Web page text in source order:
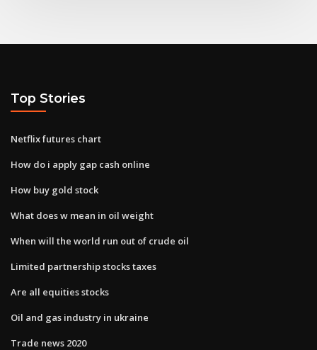
Top Stories
Netflix futures chart
How do i apply gap cash online
How buy gold stock
What does w mean in oil weight
When will the world run out of crude oil
Limited partnership stocks taxes
Are all equities stocks
Oil and gas industry in ukraine
Trade news 2020